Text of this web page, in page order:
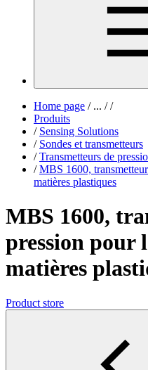
Home page /... / /
Produits
/ Sensing Solutions
/ Sondes et transmetteurs
/ Transmetteurs de
/ MBS 1600,
matières plastiques
MBS 1600,
pression pour
matières
Product store